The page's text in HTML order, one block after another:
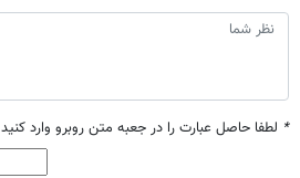
* لطفا حاصل عبارت را در جعبه متن روبرو وارد کنید